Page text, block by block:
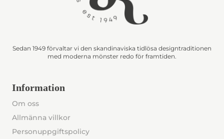
Sedan 1949 förvaltar vi den skandinaviska tidlösa designtraditionen
med moderna mönster redo för framtiden.
Information
Om oss
Allmänna villkor
Personuppgiftspolicy